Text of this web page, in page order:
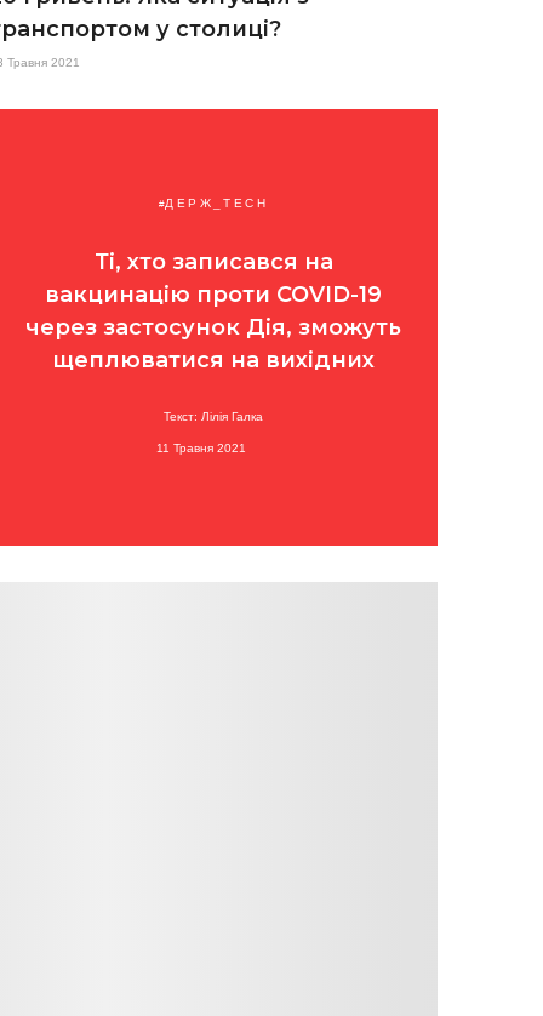
у столиці?
Травня 2021
ДЕРЖ_TECH
Ті, хто записався на
вакцинацію проти COVID-19
через застосунок Дія, зможуть
щеплюватися на вихідних
Текст: Лілія Галка
11 Травня 2021